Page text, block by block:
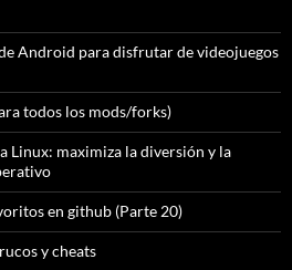
Android para disfrutar de videojuegos
todos los mods/forks)
Linux: maximiza la diversión y la
en github (Parte 20)
y cheats